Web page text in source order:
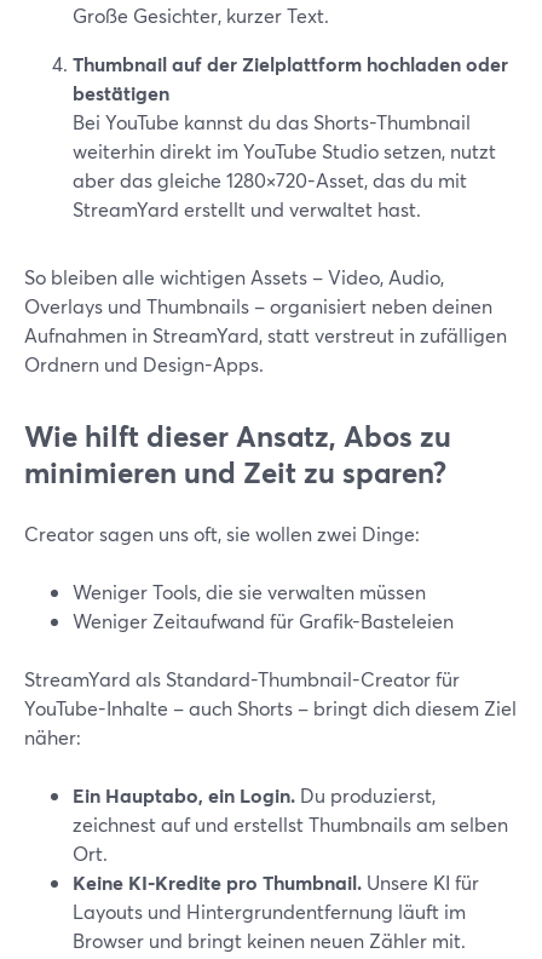
Große Gesichter, kurzer Text.
Thumbnail auf der Zielplattform hochladen oder
bestätigen
Bei YouTube kannst du das Shorts-Thumbnail
weiterhin direkt im YouTube Studio setzen, nutzt
aber das gleiche 1280×720-Asset, das du mit
StreamYard erstellt und verwaltet hast.
So bleiben alle wichtigen Assets – Video, Audio,
Overlays und Thumbnails – organisiert neben deinen
Aufnahmen in StreamYard, statt verstreut in zufälligen
Ordnern und Design-Apps.
Wie hilft dieser Ansatz, Abos zu
minimieren und Zeit zu sparen?
Creator sagen uns oft, sie wollen zwei Dinge:
Weniger Tools, die sie verwalten müssen
Weniger Zeitaufwand für Grafik-Basteleien
StreamYard als Standard-Thumbnail-Creator für
YouTube-Inhalte – auch Shorts – bringt dich diesem Ziel
näher:
Ein Hauptabo, ein Login. Du produzierst,
zeichnest auf und erstellst Thumbnails am selben
Ort.
Keine KI-Kredite pro Thumbnail. Unsere KI für
Layouts und Hintergrundentfernung läuft im
Browser und bringt keinen neuen Zähler mit.